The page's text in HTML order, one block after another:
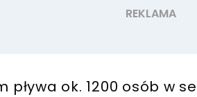
pływa ok. 1200 osób w